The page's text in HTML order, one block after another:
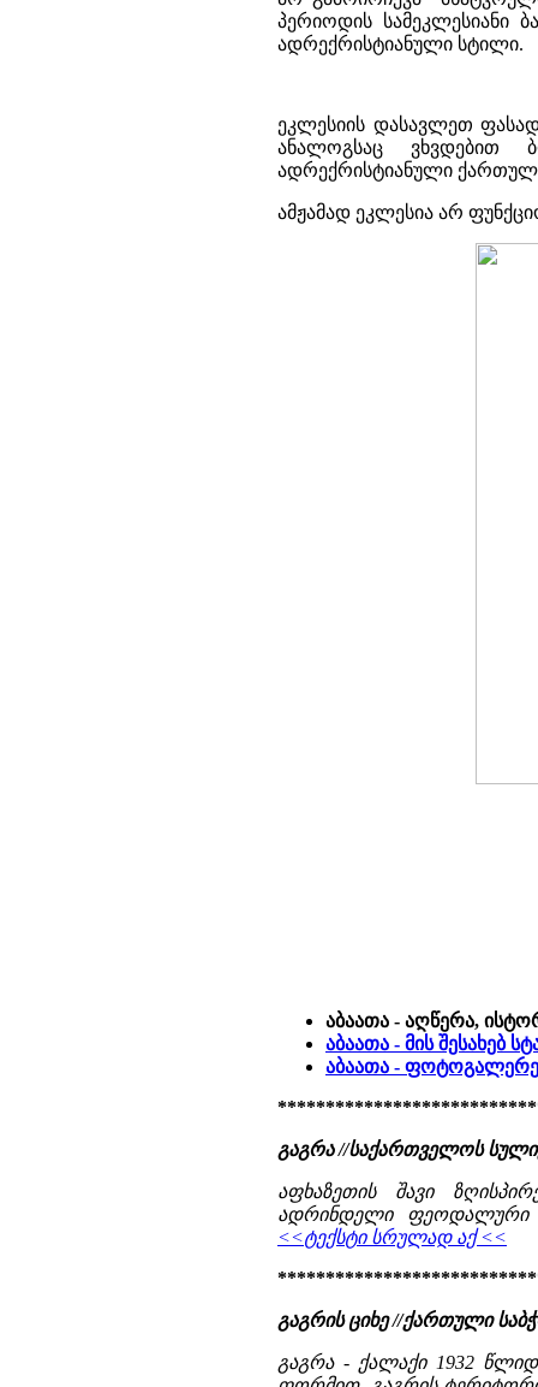
პერიოდის სამეკლესიანი
ადრექრისტიანული სტილი.
ეკლესიის დასავლეთ
ანალოგსაც ვხვდებით
ადრექრისტიანული
ამჟამად ეკლესია არ
აბაათა - აღწერა,
აბაათა - მის შესახებ
აბაათა -
გაგრა //საქართველოს
აფხაზეთის შავი
ადრინდელი ფეოდალური
<<ტექსტი სრულად აქ <<
გაგრის ციხე //ქართული
გაგრა - ქალაქი 1932